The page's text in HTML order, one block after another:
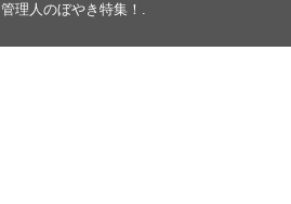
管理人のぼやき特集！ .